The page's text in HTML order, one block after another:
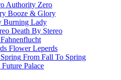
Authority Zero
Booze & Glory
Burning Lady
Death By Stereo
Fahnenflucht
Flower Leperds
From Fall To Spring
Future Palace